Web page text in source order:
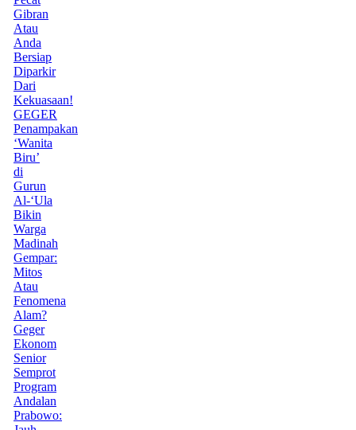
Gibran
Atau
Anda
Bersiap
Diparkir
Dari
Kekuasaan!
GEGER
Penampakan
‘Wanita
Biru’
di
Gurun
Al-‘Ula
Bikin
Warga
Madinah
Gempar:
Mitos
Atau
Fenomena
Alam?
Geger
Ekonom
Senior
Semprot
Program
Andalan
Prabowo: